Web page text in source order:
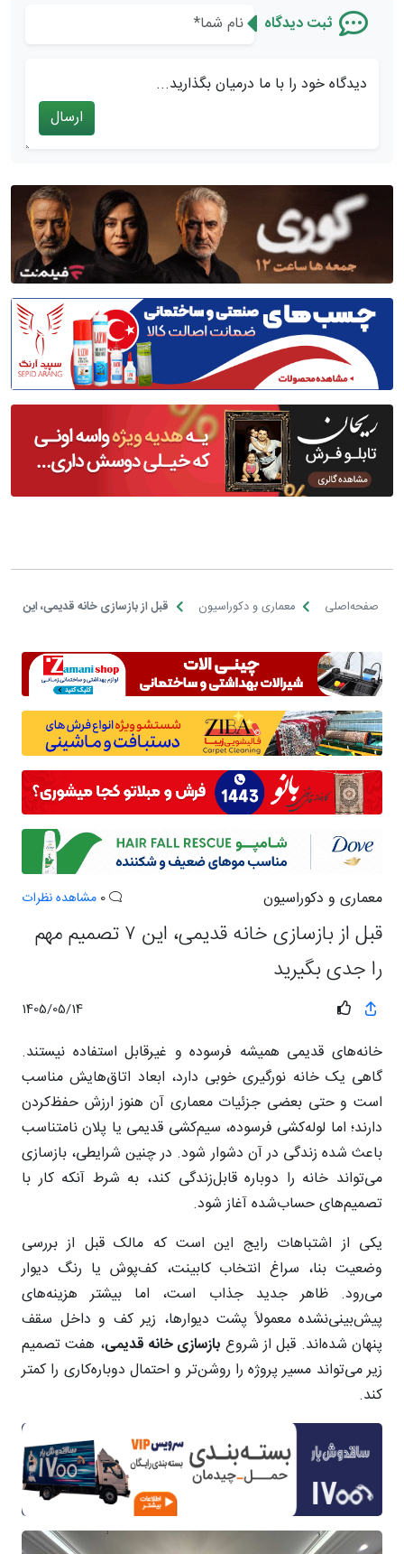
ثبت دیدگاه
دیدگاه خود را با ما درمیان بگذارید...
ارسال